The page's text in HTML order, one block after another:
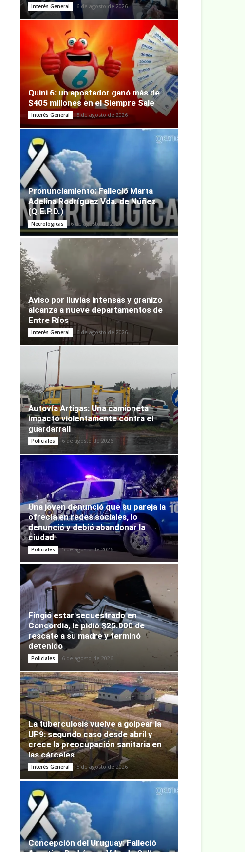
Interés General 6 de agosto de 2026
Quini 6: un apostador ganó más de
$405 millones en el Siempre Sale
Interés General 5 de agosto de 2026
Pronunciamiento: Falleció Marta
Adelina Rodríguez Vda. de Núñez
(Q.E.P.D.)
Necrológicas 6 de agosto de 2026
Aviso por lluvias intensas y granizo
alcanza a nueve departamentos de
Entre Ríos
Interés General 6 de agosto de 2026
Autovía Artigas: Una camioneta
impactó violentamente contra el
guardarraíl
Policiales 6 de agosto de 2026
Una joven denunció que su pareja la
ofrecía en redes sociales, lo
denunció y debió abandonar la
ciudad
Policiales 5 de agosto de 2026
Fingió estar secuestrado en
Concordia, le pidió $25.000 de
rescate a su madre y terminó
detenido
Policiales 6 de agosto de 2026
La tuberculosis vuelve a golpear la
UP9: segundo caso desde abril y
crece la preocupación sanitaria en
las cárceles
Interés General 5 de agosto de 2026
Concepción del Uruguay: Falleció